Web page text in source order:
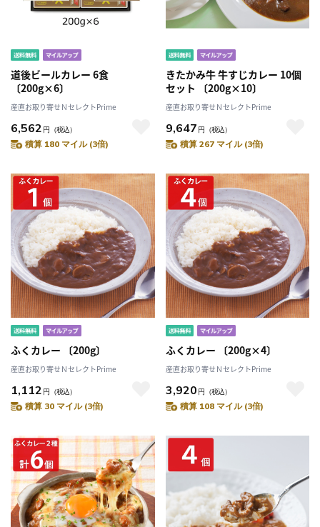
道後ビールカレー 6食
〔200g×6〕
産直お取り寄せＮセレクトPrime
6,562 円 （税込）
積算 180 マイル (3倍)
きたかみ牛 牛すじカレー 10個
セット 〔200g×10〕
産直お取り寄せＮセレクトPrime
9,647 円 （税込）
積算 267 マイル (3倍)
ふくカレー 〔200g〕
産直お取り寄せＮセレクトPrime
1,112 円 （税込）
積算 30 マイル (3倍)
ふくカレー 〔200g×4〕
産直お取り寄せＮセレクトPrime
3,920 円 （税込）
積算 108 マイル (3倍)